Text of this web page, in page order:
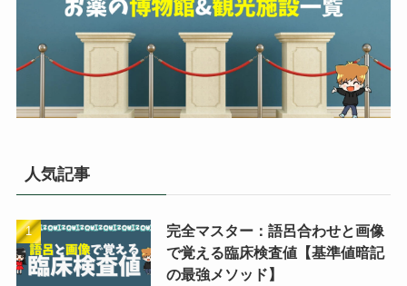
人気記事
完全マスター：語呂合わせと画像
で覚える臨床検査値【基準値暗記
の最強メソッド】